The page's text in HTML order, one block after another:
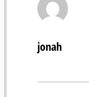
jonah